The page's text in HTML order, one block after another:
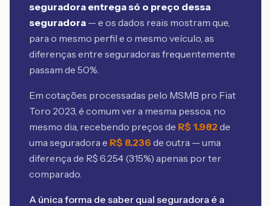
seguradora entrega só o preço dessa
seguradora — e os dados reais mostram que,
para o mesmo perfil e o mesmo veículo, as
diferenças entre seguradoras frequentemente
passam de 50%.
Em cotações processadas pelo MSMB pro Fiat
Toro 2023, é comum ver a mesma pessoa, no
mesmo dia, recebendo preços de R$ 1.982 de
uma seguradora e R$ 8.236 de outra — uma
diferença de R$ 6.254 (315%) apenas por ter
comparado.
A única forma de saber qual seguradora é a